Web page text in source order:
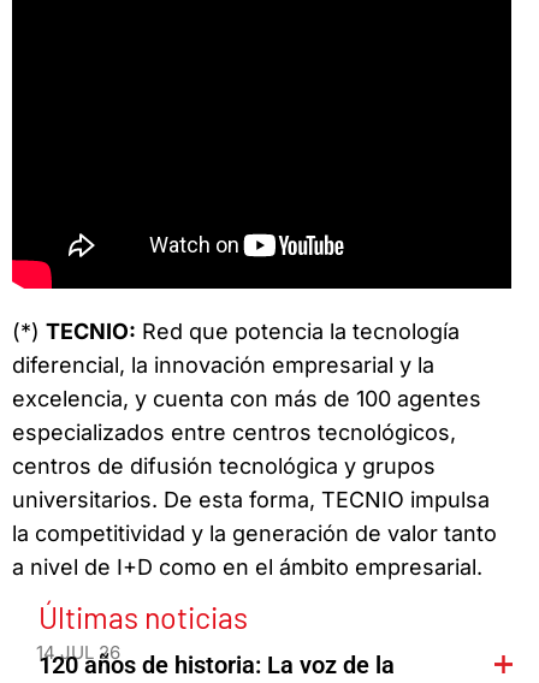
(*) TECNIO: Red que potencia la tecnología
diferencial, la innovación empresarial y la
excelencia, y cuenta con más de 100 agentes
especializados entre centros tecnológicos,
centros de difusión tecnológica y grupos
universitarios. De esta forma, TECNIO impulsa
la competitividad y la generación de valor tanto
a nivel de I+D como en el ámbito empresarial.
Últimas noticias
14 JUL 26
120 años de historia: La voz de la